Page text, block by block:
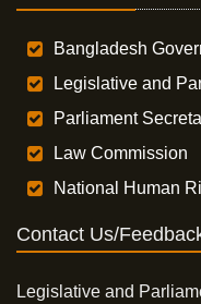
Bangladesh
Legislative and
Parliament
Law Commission
National Human
Contact Us/
Legislative and